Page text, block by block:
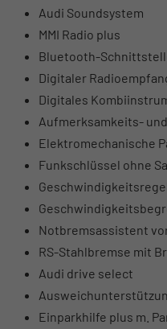
Audi Soundsystem
MMI Radio plus
Bluetooth-
Digitaler
Digitales
Aufmerksamkeits-
Elektromechanische
Funkschlüssel ohne
Notbremsassistent
RS-Stahlbremse mit
Audi drive select
Einparkhilfe plus m.